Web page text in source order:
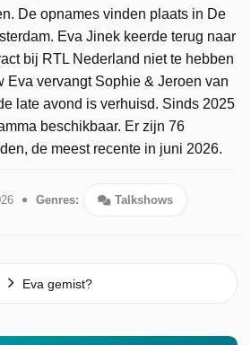
De opnames vinden plaats in De
Eva Jinek keerde terug naar
bij RTL Nederland niet te hebben
Eva vervangt Sophie & Jeroen van
late avond is verhuisd. Sinds 2025
beschikbaar. Er zijn 76
de meest recente in juni 2026.
Genres: Talkshows
Eva gemist?